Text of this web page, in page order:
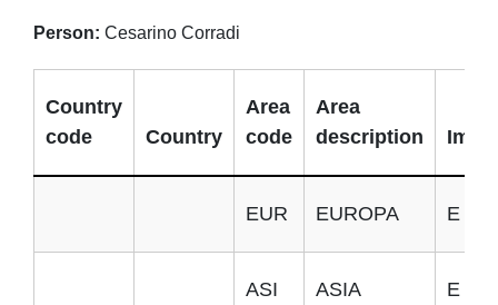
Person Cesarino Corradi
Country
code
Country
Area
code
Area
description
EUR EUROPA E
ASI ASIA E